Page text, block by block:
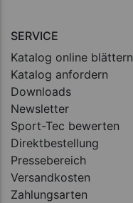
SERVICE
Katalog online blättern
Katalog anfordern
Downloads
Newsletter
Sport-Tec bewerten
Direktbestellung
Pressebereich
Versandkosten
Zahlungsarten